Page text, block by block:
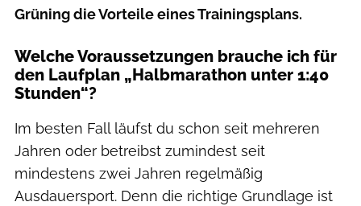
Grüning die Vorteile eines Trainingsplans.
Welche Voraussetzungen brauche ich für
den Laufplan „Halbmarathon unter 1:40
Stunden“?
Im besten Fall läufst du schon seit mehreren
Jahren oder betreibst zumindest seit
mindestens zwei Jahren regelmäßig
Ausdauersport. Denn die richtige Grundlage ist